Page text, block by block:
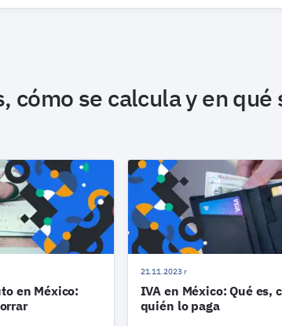
cómo se calcula y en qué
en México:
21.11.2023 r
IVA en México: Qué es,
quién lo paga